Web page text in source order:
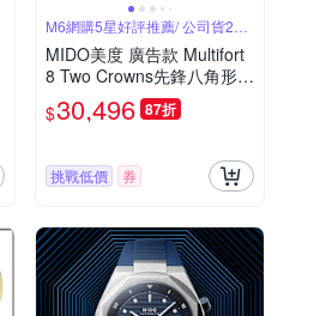
M6網購5星好評推薦/ 公司貨2年
保固
MIDO美度 廣告款 Multifort
8 Two Crowns先鋒八角形內
錶圈雙錶冠藍面40㎜ M6(M
0475071704100)
$30,496 87折
挑戰低價 券